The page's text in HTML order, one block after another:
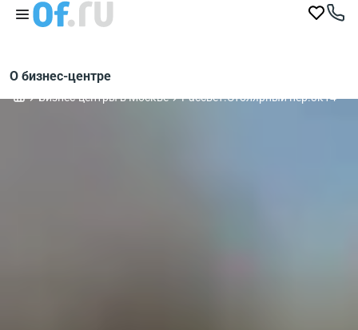
О бизнес-центре
Бизнес-центры в Москве Рассвет.Столярный пер.3к14